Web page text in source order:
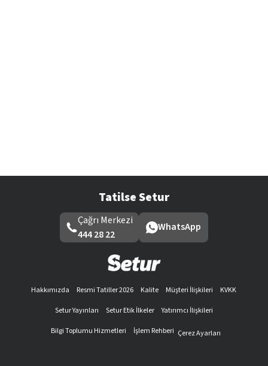
Tatilse Setur
Çağrı Merkezi
444 28 22
WhatsApp
Hakkımızda Resmi Tatiller 2026 Kalite Müşteri İlişkileri
KVKK
Setur Yayınları
Setur Etik İlkeler
Yatırımcı İlişkileri
Bilgi Toplumu Hizmetleri
İşlem Rehberi Çerez Ayarları